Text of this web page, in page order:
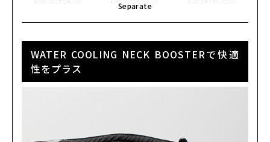
Separate
WATER COOLING NECK BOOSTERで快適
性をプラス